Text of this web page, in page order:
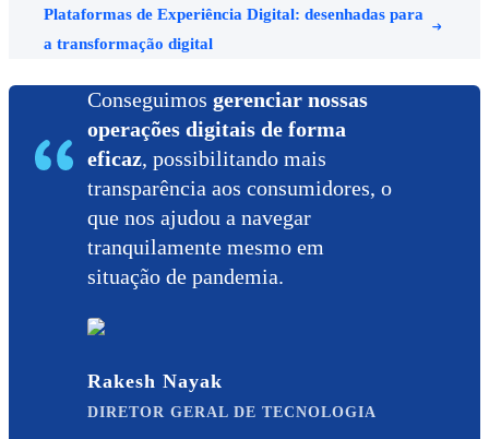
Plataformas de Experiência Digital: desenhadas para
a transformação digital
Conseguimos gerenciar nossas
operações digitais de forma
eficaz, possibilitando mais
transparência aos consumidores, o
que nos ajudou a navegar
tranquilamente mesmo em
situação de pandemia.
Rakesh Nayak
DIRETOR GERAL DE TECNOLOGIA